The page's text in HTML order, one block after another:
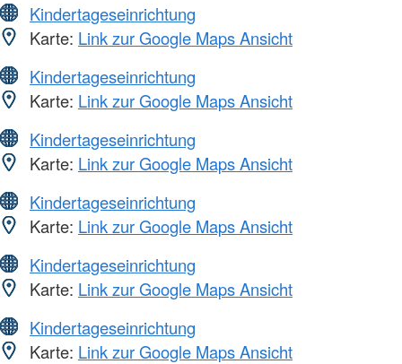
Kindertageseinrichtung
Karte: Link zur Google Maps Ansicht
Kindertageseinrichtung
Karte: Link zur Google Maps Ansicht
Kindertageseinrichtung
Karte: Link zur Google Maps Ansicht
Kindertageseinrichtung
Karte: Link zur Google Maps Ansicht
Kindertageseinrichtung
Karte: Link zur Google Maps Ansicht
Kindertageseinrichtung
Karte: Link zur Google Maps Ansicht